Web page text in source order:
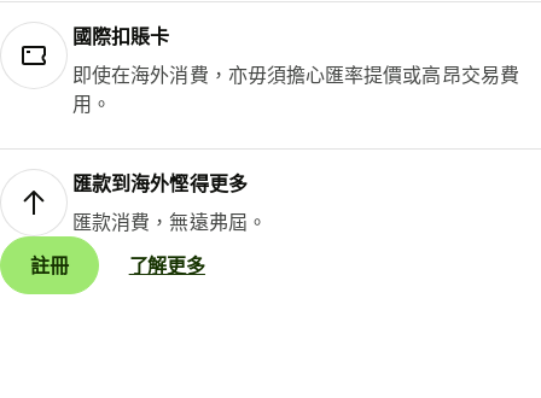
國際扣賬卡
即使在海外消費，亦毋須擔心匯率提價或高昂交易費
用。
匯款到海外慳得更多
匯款消費，無遠弗屆。
註冊
了解更多